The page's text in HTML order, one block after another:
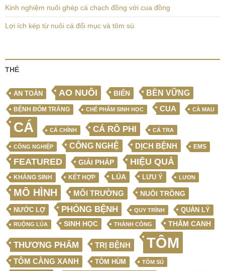
Kinh nghiệm nuôi ghép cá chạch đồng với cua đồng
Lợi ích kép từ nuôi cá đối mục và tôm sú
THẺ
AN TOÀN AO NUÔI BIỂN BỀN VỮNG
BỆNH ĐỐM TRẮNG CHẾ PHẨM SINH HỌC CUA CÀ MAU
CÁ CÁ CHÌNH CÁ RÔ PHI CÁ TRA
CÔNG NGHIỆP CÔNG NGHỆ DỊCH BỆNH EMS
FEATURED GIẢI PHÁP HIỆU QUẢ
KHÁNG SINH KẾT HỢP LÚA LƯU Ý LƯƠN
MÔ HÌNH MÔI TRƯỜNG NUÔI TRỒNG
NƯỚC LỢ PHÒNG BỆNH QUY TRÌNH QUẢN LÝ
RUỘNG LÚA SINH HỌC THÀNH CÔNG THÂM CANH
THƯƠNG PHẨM TRỊ BỆNH TÔM
TÔM CÀNG XANH TÔM HÙM TÔM SÚ